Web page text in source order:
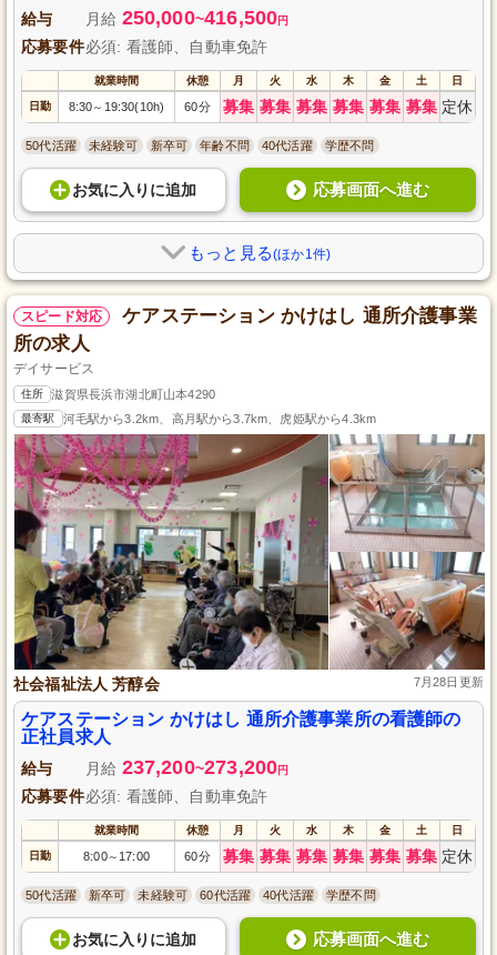
給与 月給 250,000~416,500円
応募要件必須: 看護師、自動車免許
就業時間 休憩 月 火 水 木 金 土 日
日勤 8:30～ 19:30(10h) 60分 募集 募集 募集 募集 募集 募集 定休
50代活躍 未経験可 新卒可 年齢不問 40代活躍 学歴不問
お気に入り に追加 応募画面へ進む
もっと見る(ほか1件)
スピード対応
ケアステーション かけはし 通所介護事業
所の求人
デイサービス
住所 滋賀県長浜市湖北町山本4290
最寄駅 河毛駅から3.2km、高月駅から3.7km、虎姫駅から4.3km
社会福祉法人 芳醇会 7月28日更新
ケアステーション かけはし 通所介護事業所の看護師の
正社員求人
給与 月給 237,200~273,200円
応募要件必須: 看護師、自動車免許
就業時間 休憩 月 火 水 木 金 土 日
日勤 8:00～ 17:00 60分 募集 募集 募集 募集 募集 募集 定休
50代活躍 新卒可 未経験可 60代活躍 40代活躍 学歴不問
お気に入り に追加 応募画面へ進む